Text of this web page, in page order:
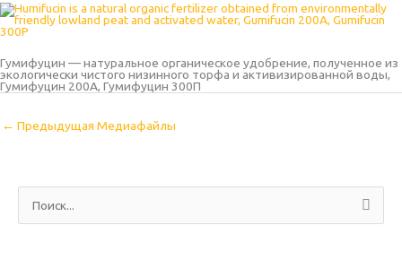
Гумифуцин — натуральное органическое удобрение, полученное из
экологически чистого низинного торфа и активизированной воды,
Гумифуцин 200А, Гумифуцин 300П
← Предыдущая Медиафайлы